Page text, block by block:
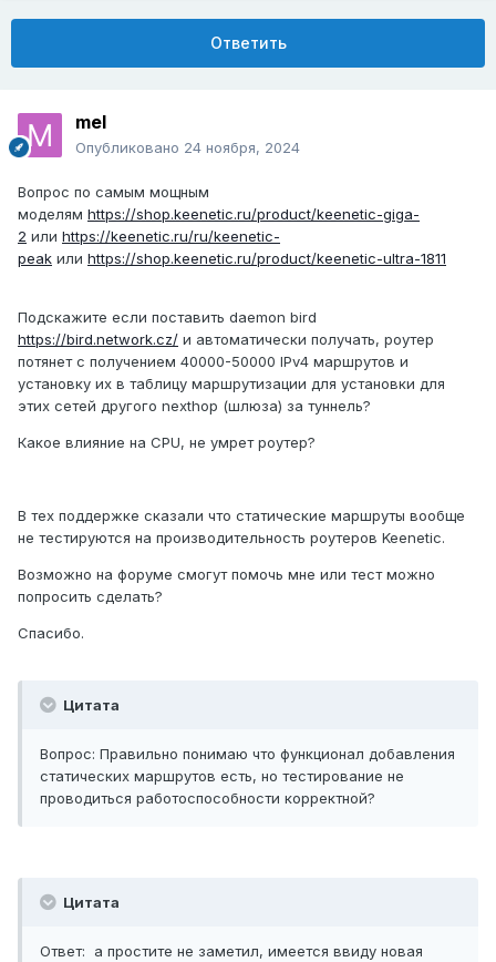
Ответить
mel
Опубликовано 24 ноября, 2024
Вопрос по самым мощным
моделям https://shop.keenetic.ru/product/keenetic-giga-
2 или https://keenetic.ru/ru/keenetic-
peak или https://shop.keenetic.ru/product/keenetic-ultra-1811
Подскажите если поставить daemon bird
https://bird.network.cz/ и автоматически получать, роутер
потянет с получением 40000-50000 IPv4 маршрутов и
установку их в таблицу маршрутизации для установки для
этих сетей другого nexthop (шлюза) за туннель?
Какое влияние на CPU, не умрет роутер?
В тех поддержке сказали что статические маршруты вообще
не тестируются на производительность роутеров Keenetic.
Возможно на форуме смогут помочь мне или тест можно
попросить сделать?
Спасибо.
Цитата
Вопрос: Правильно понимаю что функционал добавления
статических маршрутов есть, но тестирование не
проводиться работоспособности корректной?
Цитата
Ответ: а простите не заметил, имеется ввиду новая